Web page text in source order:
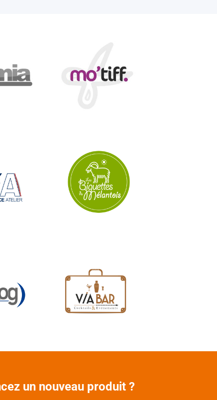
un nouveau produit ?